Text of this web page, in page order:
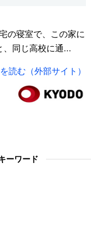
の寝室で、この家に
、同じ高校に通...
読む（外部サイト）
ーワード